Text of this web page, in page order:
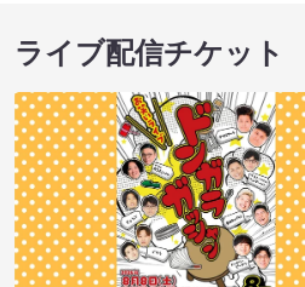
ライブ配信チケット